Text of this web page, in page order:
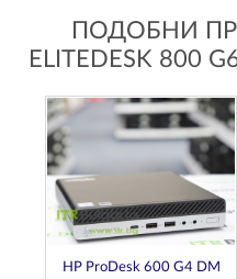
ПОДОБНИ
ELITEDESK 800
HP ProDesk 600 G4 DM